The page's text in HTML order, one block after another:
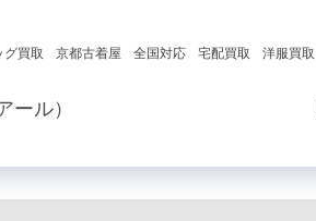
グ買取 京都古着屋 全国対応 宅配買取 洋服買取
ル）